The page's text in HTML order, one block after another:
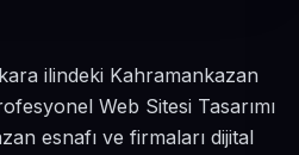
ilindeki Kahramankazan
Web Sitesi Tasarımı
esnafı ve firmaları dijital